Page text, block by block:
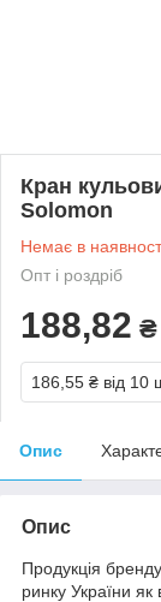
Кран
Solomon
Немає в
Опт і роздріб
188,82 ₴
186,55 ₴ від 10
Опис
Опис
Продукція бренду
ринку України